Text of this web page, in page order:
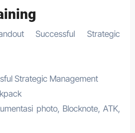
Successful Strategic
Strategic Management
photo, Blocknote, ATK,